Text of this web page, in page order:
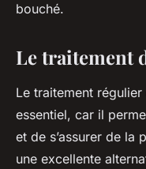
bouché.
Le traitement
Le traitement régulier
essentiel, car il
et de s’assurer de la
une excellente